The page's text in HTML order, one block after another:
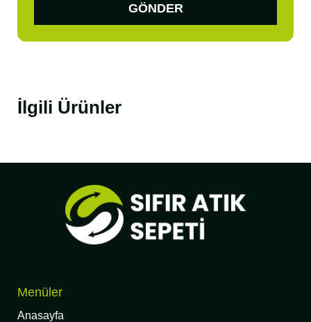
GÖNDER
İlgili Ürünler
Menüler
Anasayfa